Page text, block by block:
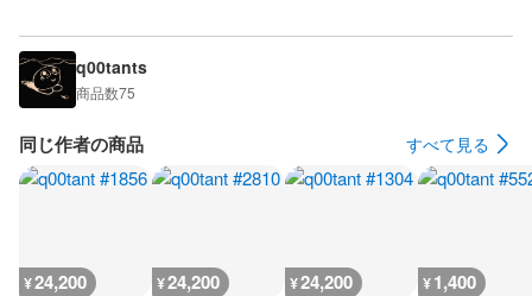
q00tants
商品数75
同じ作者の商品 すべて見る
¥24,200 ¥24,200 ¥24,200 ¥1,400